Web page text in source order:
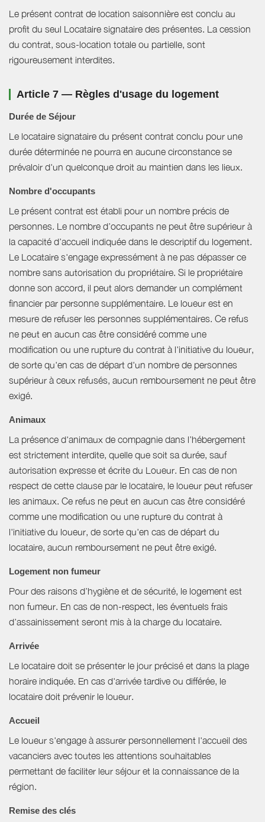
Le présent contrat de location saisonnière est conclu au
profit du seul Locataire signataire des présentes. La cession
du contrat, sous-location totale ou partielle, sont
rigoureusement interdites.
Article 7 — Règles d'usage du logement
Durée de Séjour
Le locataire signataire du présent contrat conclu pour une
durée déterminée ne pourra en aucune circonstance se
prévaloir d'un quelconque droit au maintien dans les lieux.
Nombre d'occupants
Le présent contrat est établi pour un nombre précis de
personnes. Le nombre d’occupants ne peut être supérieur à
la capacité d’accueil indiquée dans le descriptif du logement.
Le Locataire s'engage expressément à ne pas dépasser ce
nombre sans autorisation du propriétaire. Si le propriétaire
donne son accord, il peut alors demander un complément
financier par personne supplémentaire. Le loueur est en
mesure de refuser les personnes supplémentaires. Ce refus
ne peut en aucun cas être considéré comme une
modification ou une rupture du contrat à l'initiative du loueur,
de sorte qu'en cas de départ d'un nombre de personnes
supérieur à ceux refusés, aucun remboursement ne peut être
exigé.
Animaux
La présence d'animaux de compagnie dans l’hébergement
est strictement interdite, quelle que soit sa durée, sauf
autorisation expresse et écrite du Loueur. En cas de non
respect de cette clause par le locataire, le loueur peut refuser
les animaux. Ce refus ne peut en aucun cas être considéré
comme une modification ou une rupture du contrat à
l'initiative du loueur, de sorte qu'en cas de départ du
locataire, aucun remboursement ne peut être exigé.
Logement non fumeur
Pour des raisons d’hygiène et de sécurité, le logement est
non fumeur. En cas de non-respect, les éventuels frais
d’assainissement seront mis à la charge du locataire.
Arrivée
Le locataire doit se présenter le jour précisé et dans la plage
horaire indiquée. En cas d'arrivée tardive ou différée, le
locataire doit prévenir le loueur.
Accueil
Le loueur s'engage à assurer personnellement l'accueil des
vacanciers avec toutes les attentions souhaitables
permettant de faciliter leur séjour et la connaissance de la
région.
Remise des clés